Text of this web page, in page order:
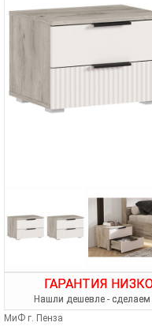
ГАРАНТИЯ
Нашли дешевле -
МиФ г. Пенза